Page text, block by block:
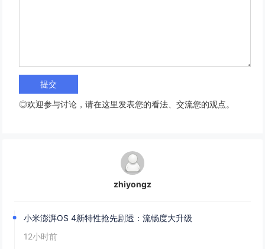
◎欢迎参与讨论，请在这里发表您的看法、交流您的观点。
zhiyongz
小米澎湃OS 4新特性抢先剧透：流畅度大升级
12小时前